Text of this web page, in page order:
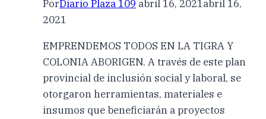
PorDiario Plaza 109 abril 16, 2021abril 16,
2021
EMPRENDEMOS TODOS EN LA TIGRA Y
COLONIA ABORIGEN. A través de este plan
provincial de inclusión social y laboral, se
otorgaron herramientas, materiales e
insumos que beneficiarán a proyectos